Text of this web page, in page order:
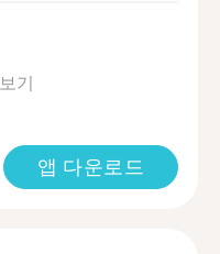
기
앱 다운로드